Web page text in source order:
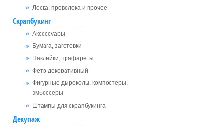
Леска, проволока и прочее
Скрапбукинг
Аксессуары
Бумага, заготовки
Наклейки, трафареты
Фетр декоративный
Фигурные дыроколы, компостеры,
эмбоссеры
Штампы для скрапбукинга
Декупаж